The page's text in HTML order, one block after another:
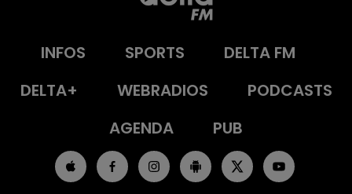
INFOS SPORTS
DELTA FM
DELTA+
WEBRADIOS
PODCASTS
AGENDA
PUB